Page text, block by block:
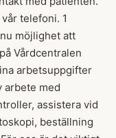
telefoni. 1
nu möjlighet att
Vårdcentralen
arbetsuppgifter
arbete med
assistera vid
beställning